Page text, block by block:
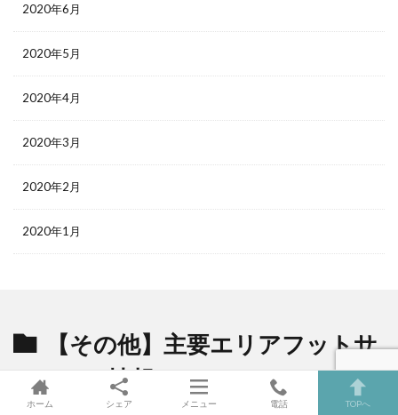
2020年6月
2020年5月
2020年4月
2020年3月
2020年2月
2020年1月
【その他】主要エリアフットサ
ルコート情報
の最新記事8件
ホーム シェア メニュー 電話 TOPへ